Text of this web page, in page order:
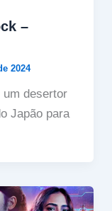
–
2024
um desertor
Japão para